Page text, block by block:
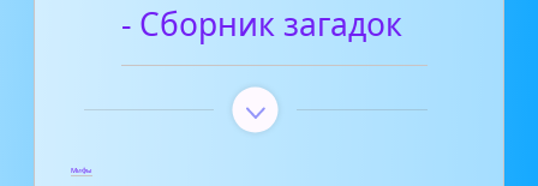
- Сборник загадок
Мифы